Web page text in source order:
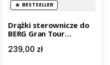
BESTSELLER
Drążki sterownicze do
BERG Gran Tour
Cena
239,00 zł